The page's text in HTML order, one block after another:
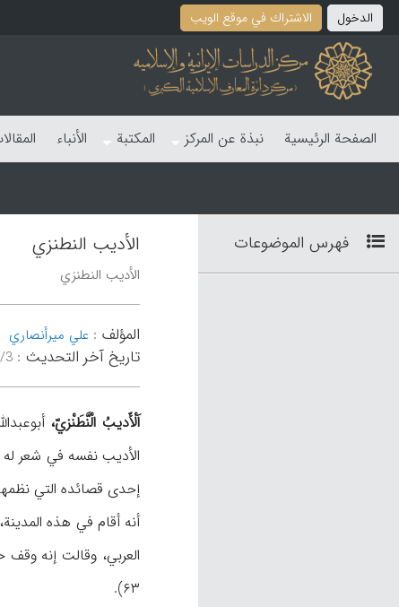
الدخول الاشتراك في موقع الویب
الصفحة الرئیسیة نبذة عن المرکز المکتبة الأنباء
فهرس الموضوعات الأدیب النطنزي
الأدیب النطنزي
المؤلف :علي میرأنصاري
تاریخ آخر التحدیث :
اَلْأَدیبُ الْنَّطَنْزيّ،
إحدی قصائده التي نظمها بالعربیة في وصف
أنه أقام في هذه
۶۳).